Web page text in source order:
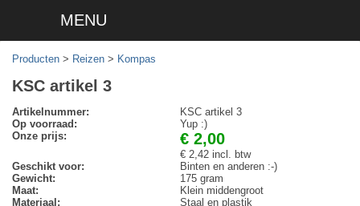
MENU
Producten > Reizen > Kompas
KSC artikel 3
Artikelnummer:
KSC artikel 3
Op voorraad:
Yup :)
Onze prijs:
€ 2,00
€ 2,42 incl. btw
Geschikt voor:
Binten en anderen :-)
Gewicht:
175 gram
Maat:
Klein middengroot
Materiaal:
Staal en plastik